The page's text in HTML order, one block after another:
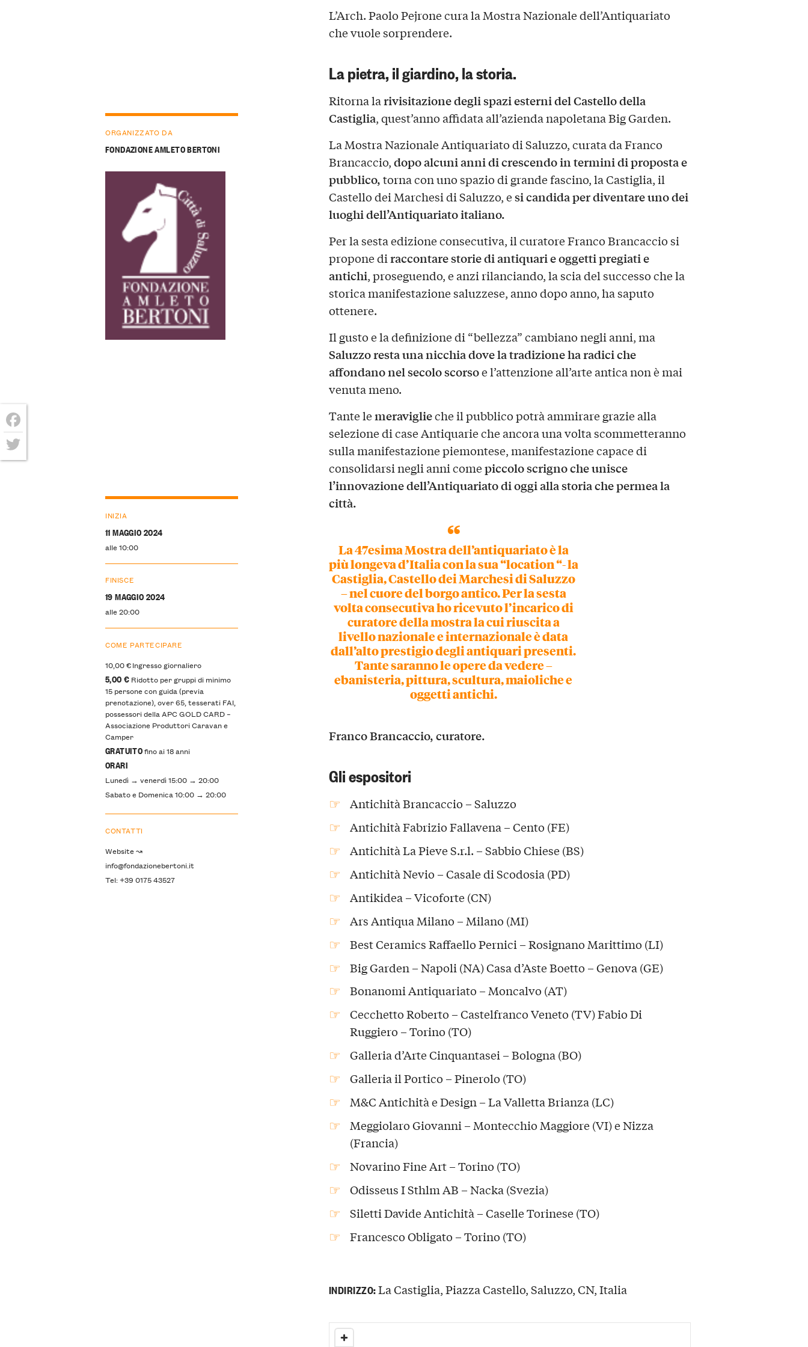
L’Arch. Paolo Pejrone cura la Mostra Nazionale dell’Antiquariato
che vuole sorprendere.
La pietra, il giardino, la storia.
Ritorna larivisitazione degli spazi esterni del Castello della
Castiglia, quest’anno affidata all’azienda napoletana Big Garden.
La Mostra Nazionale Antiquariato di Saluzzo, curata da Franco
Brancaccio,dopo alcuni anni di crescendo in termini di proposta e
pubblico,torna con uno spazio di grande fascino, la Castiglia, il
Castello dei Marchesi di Saluzzo, esi candida per diventare uno dei
luoghi dell’Antiquariato italiano.
Per la sesta edizione consecutiva, il curatore Franco Brancaccio si
propone diraccontare storie di antiquari e oggetti pregiati e
antichi, proseguendo, e anzi rilanciando, la scia del successo che la
storica manifestazione saluzzese, anno dopo anno, ha saputo
ottenere.
Il gusto e la definizione di “bellezza” cambiano negli anni, ma
Saluzzo resta una nicchia dove la tradizione ha radici che
affondano nel secolo scorsoe l’attenzione all’arte antica non è mai
venuta meno.
Tante lemeraviglieche il pubblico potrà ammirare grazie alla
selezione di case Antiquarie che ancora una volta scommetteranno
sulla manifestazione piemontese, manifestazione capace di
consolidarsi negli anni comepiccolo scrigno che unisce
l’innovazione dell’Antiquariato di oggi alla storia che permea la
città.
La 47esima Mostra dell’antiquariato è la
più longeva d’Italia con la sua “location “- la
Castiglia, Castello dei Marchesi di Saluzzo
– nel cuore del borgo antico. Per la sesta
volta consecutiva ho ricevuto l’incarico di
curatore della mostra la cui riuscita a
livello nazionale e internazionale è data
dall’alto prestigio degli antiquari presenti.
Tante saranno le opere da vedere –
ebanisteria, pittura, scultura, maioliche e
oggetti antichi.
Franco Brancaccio, curatore.
Gli espositori
Antichità Brancaccio – Saluzzo
Antichità Fabrizio Fallavena – Cento (FE)
Antichità La Pieve S.r.l. – Sabbio Chiese (BS)
Antichità Nevio – Casale di Scodosia (PD)
Antikidea – Vicoforte (CN)
Ars Antiqua Milano – Milano (MI)
Best Ceramics Raffaello Pernici – Rosignano Marittimo (LI)
Big Garden – Napoli (NA) Casa d’Aste Boetto – Genova (GE)
Bonanomi Antiquariato – Moncalvo (AT)
Cecchetto Roberto – Castelfranco Veneto (TV) Fabio Di
Ruggiero – Torino (TO)
Galleria d’Arte Cinquantasei – Bologna (BO)
Galleria il Portico – Pinerolo (TO)
M&C Antichità e Design – La Valletta Brianza (LC)
Meggiolaro Giovanni – Montecchio Maggiore (VI) e Nizza
(Francia)
Novarino Fine Art – Torino (TO)
Odisseus I Sthlm AB – Nacka (Svezia)
Siletti Davide Antichità – Caselle Torinese (TO)
Francesco Obligato – Torino (TO)
ORGANIZZATO DA
FONDAZIONE AMLETO BERTONI
INIZIA
11 MAGGIO 2024
alle 10:00
FINISCE
19 MAGGIO 2024
alle 20:00
COME PARTECIPARE
10,00 €Ingresso giornaliero
5,00 € Ridotto per gruppi di minimo
15 persone con guida (previa
prenotazione), over 65, tesserati FAI,
possessori della APC GOLD CARD –
Associazione Produttori Caravan e
Camper
GRATUITOfino ai 18 anni
ORARI
Lunedì → venerdì 15:00 → 20:00
Sabato e Domenica 10:00 → 20:00
CONTATTI
Website ↝
info@fondazionebertoni.it
Tel: +39 0175 43527
INDIRIZZO:La Castiglia, Piazza Castello, Saluzzo, CN, Italia
Facebook
Twitter